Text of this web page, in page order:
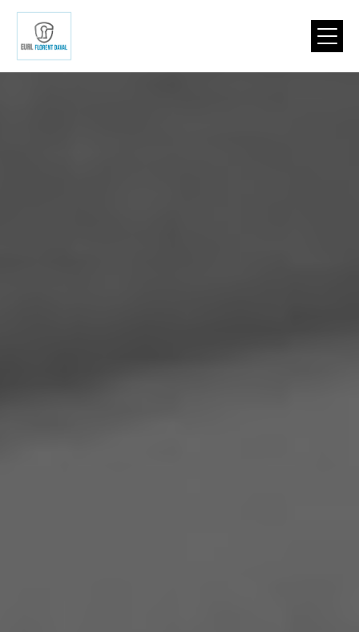
Panneau de gestion des cookies